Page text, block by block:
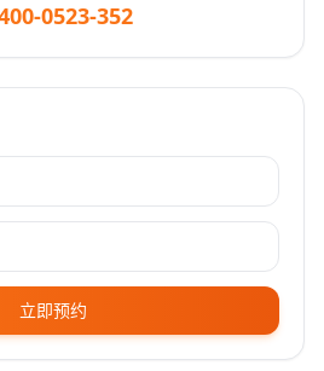
0523-352
立即预约